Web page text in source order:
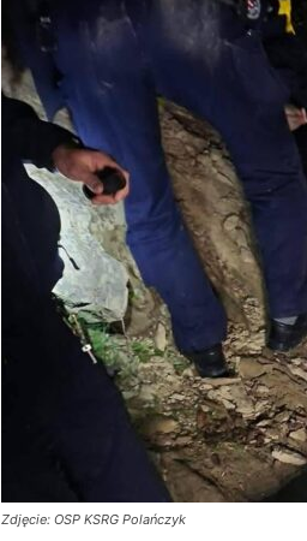
Zdjęcie: OSP KSRG Polańczyk